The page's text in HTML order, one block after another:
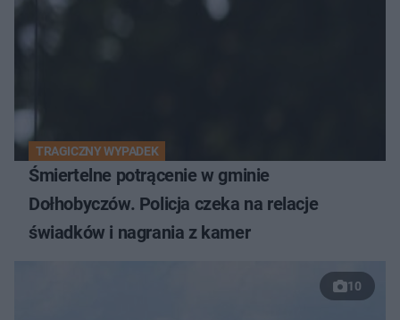
TRAGICZNY WYPADEK
Śmiertelne potrącenie w gminie
Dołhobyczów. Policja czeka na relacje
świadków i nagrania z kamer
10